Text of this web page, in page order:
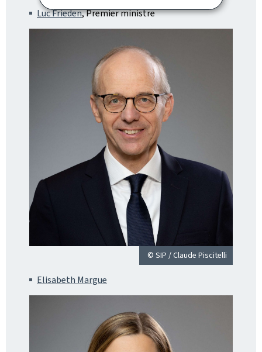
Luc Frieden, Premier ministre
© SIP / Claude Piscitelli
Elisabeth Margue